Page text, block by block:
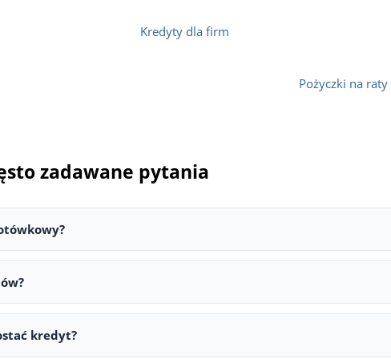
Kredyty dla firm
Pożyczki na raty
zadawane pytania
kredytu pozwala zmniejszyć całkowity koszt zobowiązania. W
porównanie ofert różnych banków w jednym miejscu. Dzięki nim
kredyt?